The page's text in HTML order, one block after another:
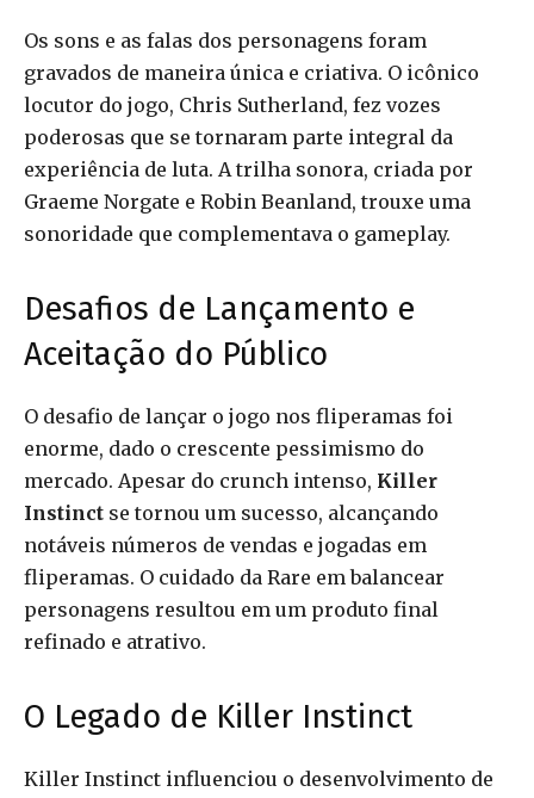
Os sons e as falas dos personagens foram
gravados de maneira única e criativa. O icônico
locutor do jogo, Chris Sutherland, fez vozes
poderosas que se tornaram parte integral da
experiência de luta. A trilha sonora, criada por
Graeme Norgate e Robin Beanland, trouxe uma
sonoridade que complementava o gameplay.
Desafios de Lançamento e
Aceitação do Público
O desafio de lançar o jogo nos fliperamas foi
enorme, dado o crescente pessimismo do
mercado. Apesar do crunch intenso, Killer
Instinct se tornou um sucesso, alcançando
notáveis números de vendas e jogadas em
fliperamas. O cuidado da Rare em balancear
personagens resultou em um produto final
refinado e atrativo.
O Legado de Killer Instinct
Killer Instinct influenciou o desenvolvimento de